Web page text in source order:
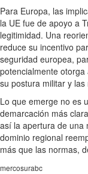
Para Europa, las
la UE fue de apoyo a
legitimidad. Una
reduce su incentivo
seguridad europea,
potencialmente
su postura militar y
Lo que emerge no es
demarcación más
así la apertura de una
dominio regional
más que las normas,
mercosurabc